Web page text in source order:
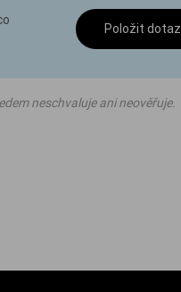
Položit dotaz
neschvaluje ani neověřuje.